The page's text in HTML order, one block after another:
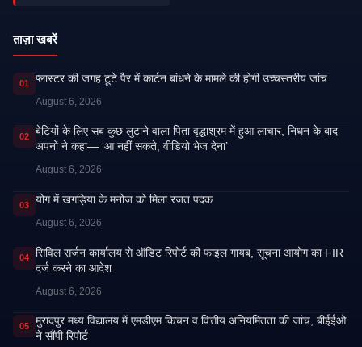
ताज़ा खबरें
01 प्लास्टर की जगह टूटे पैर में कार्टन बांधने के मामले की होगी उच्चस्तरीय जांच
August 6, 2026
02
बेटियों के लिए सब कुछ लुटाने वाला पिता वृद्धाश्रम में हुआ लाचार, निधन के बाद
अपनों ने कहा— ‘आ नहीं सकते, वीडियो भेज देना’
August 6, 2026
03 ​योग में खगड़िया के मनोज को मिला रजत पदक
August 6, 2026
04
सिविल सर्जन कार्यालय से ऑडिट रिपोर्ट की फाइल गायब, सूचना आयोग का FIR
दर्ज करने का आदेश
August 6, 2026
05
मुरादपुर मध्य विद्यालय में एमडीएम किचन व वित्तीय अनियमितता की जांच, बीईईओ
ने सौंपी रिपोर्ट